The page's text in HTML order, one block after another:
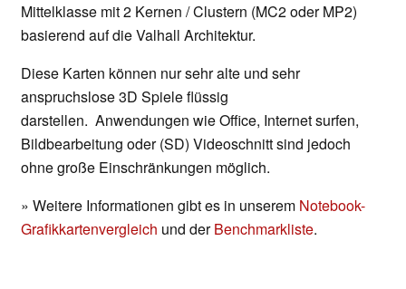
Mittelklasse mit 2 Kernen / Clustern (MC2 oder MP2)
basierend auf die Valhall Architektur.
Diese Karten können nur sehr alte und sehr
anspruchslose 3D Spiele flüssig
darstellen. Anwendungen wie Office, Internet surfen,
Bildbearbeitung oder (SD) Videoschnitt sind jedoch
ohne große Einschränkungen möglich.
» Weitere Informationen gibt es in unserem Notebook-
Grafikkartenvergleich und derBenchmarkliste.